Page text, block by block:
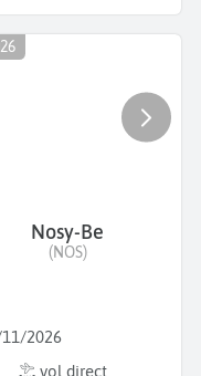
Nosy-Be
(NOS)
2026
vol direct